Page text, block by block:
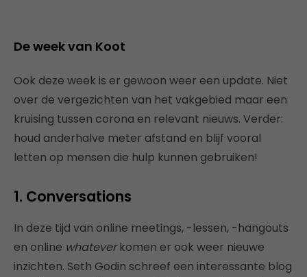
De week van Koot
Ook deze week is er gewoon weer een update. Niet
over de vergezichten van het vakgebied maar een
kruising tussen corona en relevant nieuws. Verder:
houd anderhalve meter afstand en blijf vooral
letten op mensen die hulp kunnen gebruiken!
1. Conversations
In deze tijd van online meetings, -lessen, -hangouts
en online whateverkomen er ook weer nieuwe
inzichten. Seth Godin schreef een interessante blog